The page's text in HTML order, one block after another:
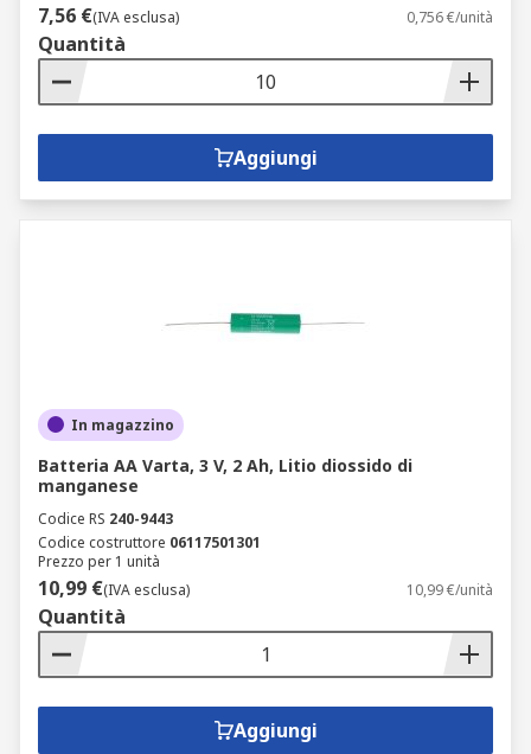
7,56 €(IVA esclusa) 0,756 €/unità
Quantità
Aggiungi
In magazzino
Batteria AA Varta, 3 V, 2 Ah, Litio diossido di
manganese
Codice RS 240-9443
Codice costruttore 06117501301
Prezzo per 1 unità
10,99 €(IVA esclusa) 10,99 €/unità
Quantità
Aggiungi